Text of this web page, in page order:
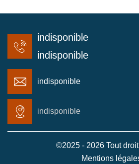
indisponible
indisponible
indisponible
indisponible
©2025 - 2026 Tout
Mentions